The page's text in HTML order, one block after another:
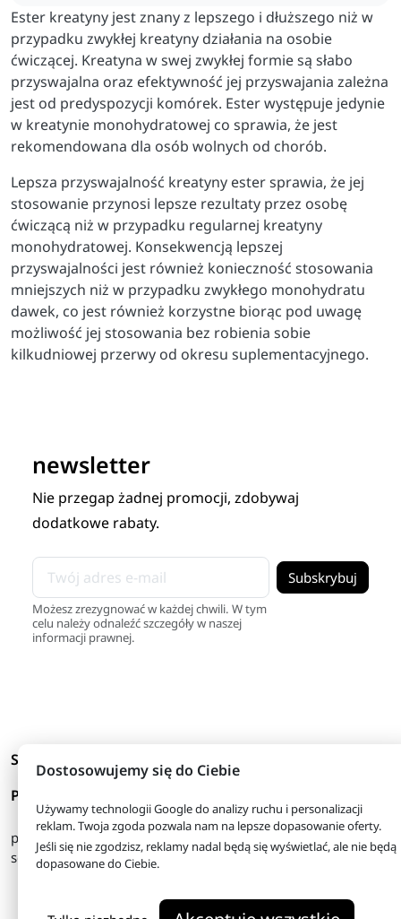
Ester kreatyny jest znany z lepszego i dłuższego niż w
przypadku zwykłej kreatyny działania na osobie
ćwiczącej. Kreatyna w swej zwykłej formie są słabo
przyswajalna oraz efektywność jej przyswajania zależna
jest od predyspozycji komórek. Ester występuje jedynie
w kreatynie monohydratowej co sprawia, że jest
rekomendowana dla osób wolnych od chorób.
Lepsza przyswajalność kreatyny ester sprawia, że jej
stosowanie przynosi lepsze rezultaty przez osobę
ćwiczącą niż w przypadku regularnej kreatyny
monohydratowej. Konsekwencją lepszej
przyswajalności jest również konieczność stosowania
mniejszych niż w przypadku zwykłego monohydratu
dawek, co jest również korzystne biorąc pod uwagę
możliwość jej stosowania bez robienia sobie
kilkudniowej przerwy od okresu suplementacyjnego.
newsletter
Nie przegap żadnej promocji, zdobywaj
dodatkowe rabaty.
Możesz zrezygnować w każdej chwili. W tym
celu należy odnaleźć szczegóły w naszej
informacji prawnej.
Skróty
Produkty
pon. - piątek
sobota
08:00 - 16:00
08:00 - 13:00
© 2026 - tanie-odzywki.pl
Dostosowujemy się do Ciebie
Używamy technologii Google do analizy ruchu i personalizacji
reklam. Twoja zgoda pozwala nam na lepsze dopasowanie oferty.
Jeśli się nie zgodzisz, reklamy nadal będą się wyświetlać, ale nie będą
dopasowane do Ciebie.